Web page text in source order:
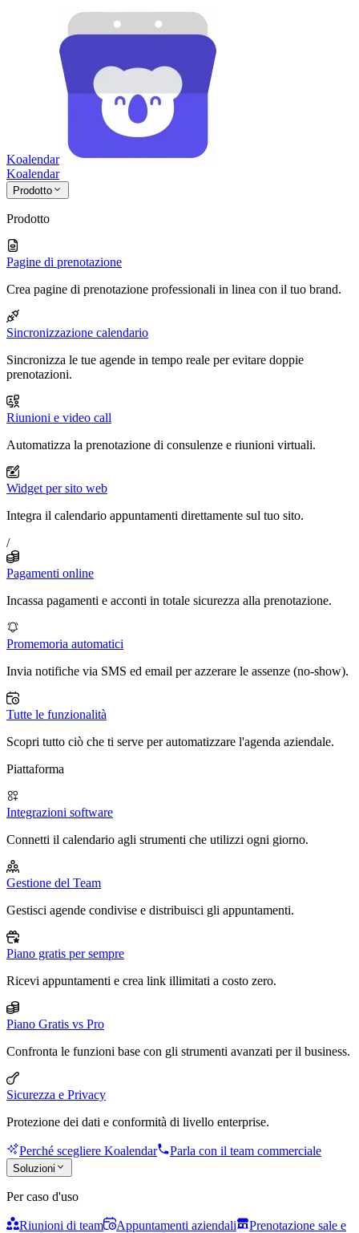
Koalendar
Koalendar
Prodotto
Prodotto
Pagine di prenotazione
Crea pagine di prenotazione professionali in linea con il tuo brand.
Sincronizzazione calendario
Sincronizza le tue agende in tempo reale per evitare doppie
prenotazioni.
Riunioni e video call
Automatizza la prenotazione di consulenze e riunioni virtuali.
Widget per sito web
Integra il calendario appuntamenti direttamente sul tuo sito.
/
Pagamenti online
Incassa pagamenti e acconti in totale sicurezza alla prenotazione.
Promemoria automatici
Invia notifiche via SMS ed email per azzerare le assenze (no-show).
Tutte le funzionalità
Scopri tutto ciò che ti serve per automatizzare l'agenda aziendale.
Piattaforma
Integrazioni software
Connetti il calendario agli strumenti che utilizzi ogni giorno.
Gestione del Team
Gestisci agende condivise e distribuisci gli appuntamenti.
Piano gratis per sempre
Ricevi appuntamenti e crea link illimitati a costo zero.
Piano Gratis vs Pro
Confronta le funzioni base con gli strumenti avanzati per il business.
Sicurezza e Privacy
Protezione dei dati e conformità di livello enterprise.
Perché scegliere Koalendar Parla con il team commerciale
Soluzioni
Per caso d'uso
Riunioni di team Appuntamenti aziendali
Prenotazione sale e